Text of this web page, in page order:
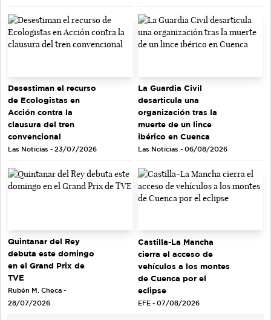
Desestiman el recurso
de Ecologistas en
Acción contra la
clausura del tren
convencional
Las Noticias - 23/07/2026
La Guardia Civil
desarticula una
organización tras la
muerte de un lince
ibérico en Cuenca
Las Noticias - 06/08/2026
Quintanar del Rey
debuta este domingo
en el Grand Prix de
TVE
Rubén M. Checa -
28/07/2026
Castilla-La Mancha
cierra el acceso de
vehículos a los montes
de Cuenca por el
eclipse
EFE - 07/08/2026